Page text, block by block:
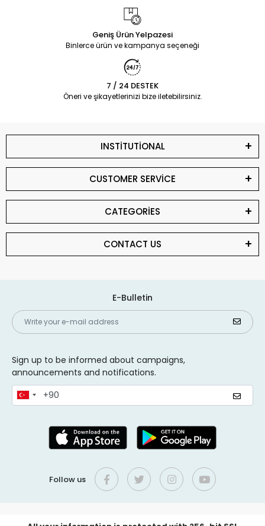
Geniş Ürün Yelpazesi
Binlerce ürün ve kampanya seçeneği
7 / 24 DESTEK
Öneri ve şikayetlerinizi bize iletebilirsiniz.
INSTİTUTİONAL
CUSTOMER SERVİCE
CATEGORİES
CONTACT US
E-Bulletin
Sign up to be informed about campaigns,
announcements and notifications.
Follow us